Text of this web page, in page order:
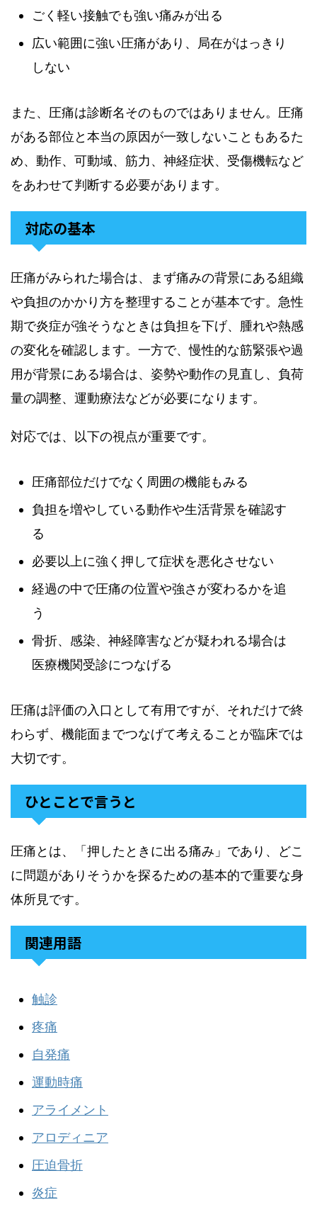
ごく軽い接触でも強い痛みが出る
広い範囲に強い圧痛があり、局在がはっきり
しない
また、圧痛は診断名そのものではありません。圧痛
がある部位と本当の原因が一致しないこともあるた
め、動作、可動域、筋力、神経症状、受傷機転など
をあわせて判断する必要があります。
対応の基本
圧痛がみられた場合は、まず痛みの背景にある組織
や負担のかかり方を整理することが基本です。急性
期で炎症が強そうなときは負担を下げ、腫れや熱感
の変化を確認します。一方で、慢性的な筋緊張や過
用が背景にある場合は、姿勢や動作の見直し、負荷
量の調整、運動療法などが必要になります。
対応では、以下の視点が重要です。
圧痛部位だけでなく周囲の機能もみる
負担を増やしている動作や生活背景を確認す
る
必要以上に強く押して症状を悪化させない
経過の中で圧痛の位置や強さが変わるかを追
う
骨折、感染、神経障害などが疑われる場合は
医療機関受診につなげる
圧痛は評価の入口として有用ですが、それだけで終
わらず、機能面までつなげて考えることが臨床では
大切です。
ひとことで言うと
圧痛とは、「押したときに出る痛み」であり、どこ
に問題がありそうかを探るための基本的で重要な身
体所見です。
関連用語
触診
疼痛
自発痛
運動時痛
アライメント
アロディニア
圧迫骨折
炎症